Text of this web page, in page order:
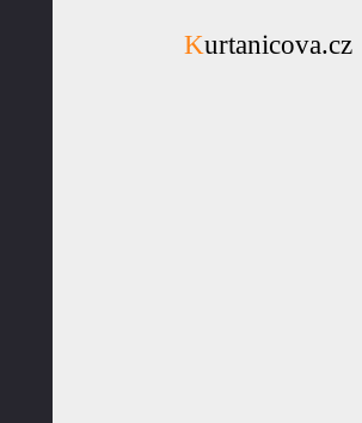
Kurtanicova.cz